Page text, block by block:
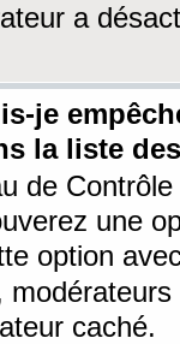
a
je
la liste
de
une
option
caché.